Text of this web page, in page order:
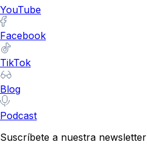
YouTube
Facebook
TikTok
Blog
Podcast
Suscríbete a nuestra newsletter